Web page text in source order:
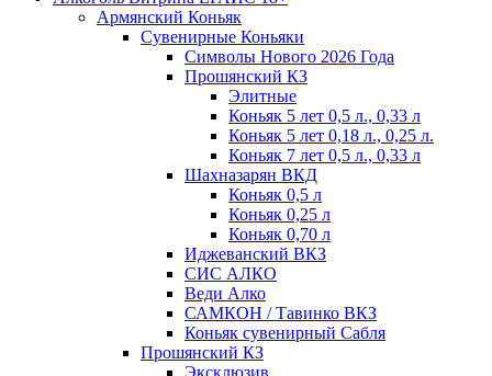
Армянский Коньяк
Сувенирные Коньяки
Символы Нового 2026 Года
Прошянский КЗ
Элитные
Коньяк 5 лет 0,5 л., 0,33 л
Коньяк 5 лет 0,18 л., 0,25 л.
Коньяк 7 лет 0,5 л., 0,33 л
Шахназарян ВКД
Коньяк 0,5 л
Коньяк 0,25 л
Коньяк 0,70 л
Иджеванский ВКЗ
СИС АЛКО
Веди Алко
САМКОН / Тавинко ВКЗ
Коньяк сувенирный Сабля
Прошянский КЗ
Эксклюзив